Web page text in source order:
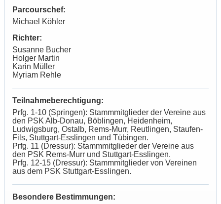
Parcourschef:
Michael Köhler
Richter:
Susanne Bucher
Holger Martin
Karin Müller
Myriam Rehle
Teilnahmeberechtigung:
Prfg. 1-10 (Springen): Stammmitglieder der Vereine aus
den PSK Alb-Donau, Böblingen, Heidenheim,
Ludwigsburg, Ostalb, Rems-Murr, Reutlingen, Staufen-
Fils, Stuttgart-Esslingen und Tübingen.
Prfg. 11 (Dressur): Stammmitglieder der Vereine aus
den PSK Rems-Murr und Stuttgart-Esslingen.
Prfg. 12-15 (Dressur): Stammmitglieder von Vereinen
aus dem PSK Stuttgart-Esslingen.
Besondere Bestimmungen: